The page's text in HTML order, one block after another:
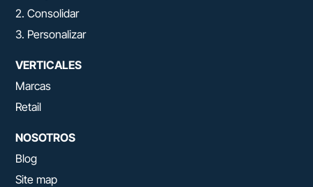
2. Consolidar
3. Personalizar
VERTICALES
Marcas
Retail
NOSOTROS
Blog
Site map